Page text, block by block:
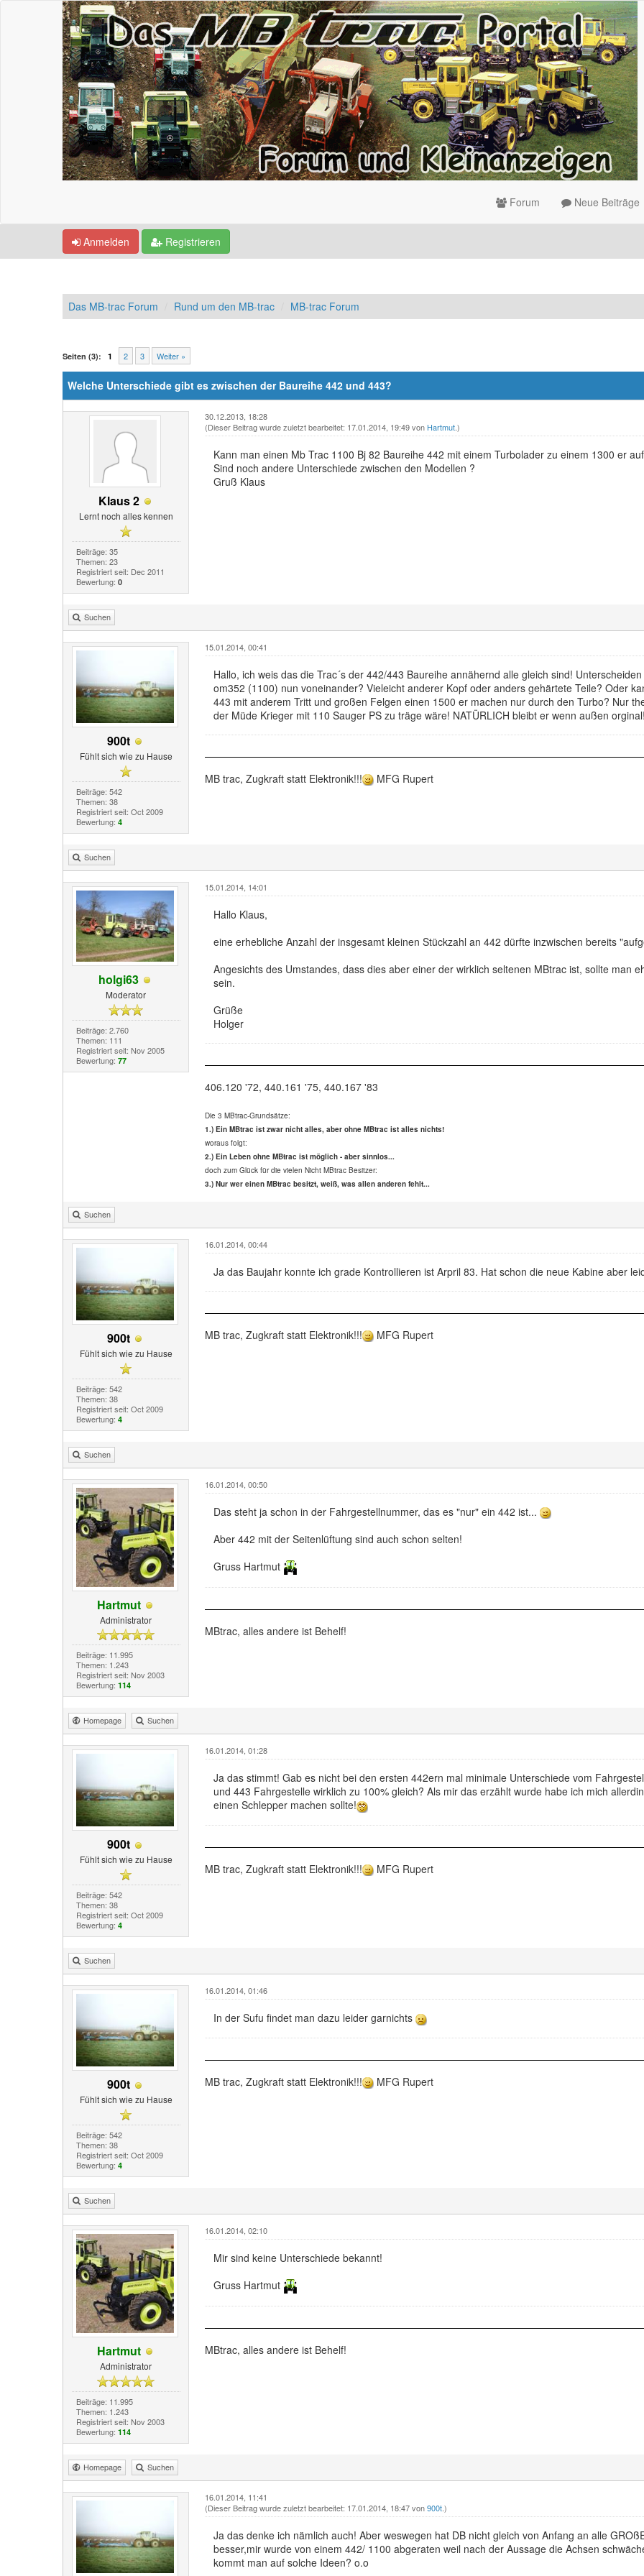
Forum Neue Beiträge
Anmelden Registrieren
Das MB-trac Forum Rund um den MB-trac MB-trac Forum
Seiten (3): 1 2 3 Weiter »
Welche Unterschiede gibt es zwischen der Baureihe 442 und 443?
Klaus 2
Lernt noch alles kennen
Beiträge: 35
Themen: 23
Registriert seit: Dec 2011
Bewertung: 0
30.12.2013, 18:28
(Dieser Beitrag wurde zuletzt bearbeitet: 17.01.2014, 19:49 von Hartmut.)
Kann man einen Mb Trac 1100 Bj 82 Baureihe 442 mit einem Turbolader zu einem 1300 er
Sind noch andere Unterschiede zwischen den Modellen ?
Gruß Klaus
Suchen
900t
Fühlt sich wie zu Hause
Beiträge: 542
Themen: 38
Registriert seit: Oct 2009
Bewertung: 4
15.01.2014, 00:41
Hallo, ich weis das die Trac´s der 442/443 Baureihe annähernd alle gleich sind!
om352 (1100) nun voneinander? Vieleicht anderer Kopf oder anders gehärtete Teile? Oder
443 mit anderem Tritt und großen Felgen einen 1500 er machen nur durch den Turbo? Nur
der Müde Krieger mit 110 Sauger PS zu träge wäre! NATÜRLICH bleibt er wenn außen orginal!
MB trac, Zugkraft statt Elektronik!!! MFG Rupert
Suchen
holgi63
Moderator
Beiträge: 2.760
Themen: 111
Registriert seit: Nov 2005
Bewertung: 77
15.01.2014, 14:01
Hallo Klaus,
eine erhebliche Anzahl der insgesamt kleinen Stückzahl an 442 dürfte inzwischen bereits
Angesichts des Umstandes, dass dies aber einer der wirklich seltenen MBtrac ist, sollte man
sein.
Grüße
Holger
406.120 '72, 440.161 '75, 440.167 '83
Die 3 MBtrac-Grundsätze:
1.) Ein MBtrac ist zwar nicht alles, aber ohne MBtrac ist alles nichts!
woraus folgt:
2.) Ein Leben ohne MBtrac ist möglich - aber sinnlos...
doch zum Glück für die vielen Nicht MBtrac Besitzer:
3.) Nur wer einen MBtrac besitzt, weiß, was allen anderen fehlt...
Suchen
900t
Fühlt sich wie zu Hause
Beiträge: 542
Themen: 38
Registriert seit: Oct 2009
Bewertung: 4
16.01.2014, 00:44
Ja das Baujahr konnte ich grade Kontrollieren ist Arpril 83. Hat schon die neue Kabine aber
MB trac, Zugkraft statt Elektronik!!! MFG Rupert
Suchen
Hartmut
Administrator
Beiträge: 11.995
Themen: 1.243
Registriert seit: Nov 2003
Bewertung: 114
16.01.2014, 00:50
Das steht ja schon in der Fahrgestellnummer, das es "nur" ein 442 ist...
Aber 442 mit der Seitenlüftung sind auch schon selten!
Gruss Hartmut
MBtrac, alles andere ist Behelf!
Homepage Suchen
900t
Fühlt sich wie zu Hause
Beiträge: 542
Themen: 38
Registriert seit: Oct 2009
Bewertung: 4
16.01.2014, 01:28
Ja das stimmt! Gab es nicht bei den ersten 442ern mal minimale Unterschiede vom
und 443 Fahrgestelle wirklich zu 100% gleich? Als mir das erzählt wurde habe ich mich
einen Schlepper machen sollte!
MB trac, Zugkraft statt Elektronik!!! MFG Rupert
Suchen
900t
Fühlt sich wie zu Hause
Beiträge: 542
Themen: 38
Registriert seit: Oct 2009
Bewertung: 4
16.01.2014, 01:46
In der Sufu findet man dazu leider garnichts
MB trac, Zugkraft statt Elektronik!!! MFG Rupert
Suchen
Hartmut
Administrator
Beiträge: 11.995
Themen: 1.243
Registriert seit: Nov 2003
Bewertung: 114
16.01.2014, 02:10
Mir sind keine Unterschiede bekannt!
Gruss Hartmut
MBtrac, alles andere ist Behelf!
Homepage Suchen
16.01.2014, 11:41
(Dieser Beitrag wurde zuletzt bearbeitet: 17.01.2014, 18:47 von900t.)
Ja das denke ich nämlich auch! Aber weswegen hat DB nicht gleich von Anfang an alle
besser,mir wurde von einem 442/ 1100 abgeraten weil nach der Aussage die Achsen
kommt man auf solche Ideen? o.o